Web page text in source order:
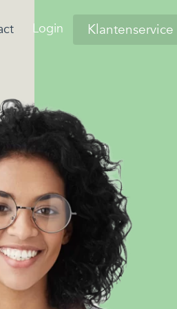
Dit komt
de woonlasten in
hoog zijn…
kampen met
persoonlijke financiële
zorgen?
en andere
omtrent
regio's. Kom bij ons
en wellicht word jij onze
collega!
Login Klantenservice